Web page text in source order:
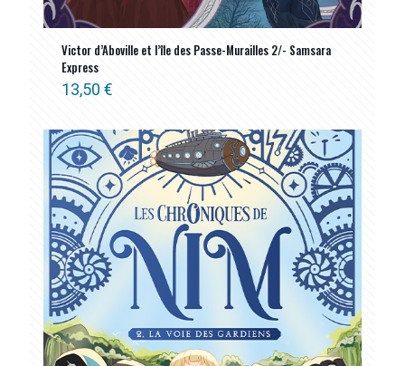
Victor d’Aboville et l’île des Passe-Murailles 2/- Samsara
Express
13,50 €